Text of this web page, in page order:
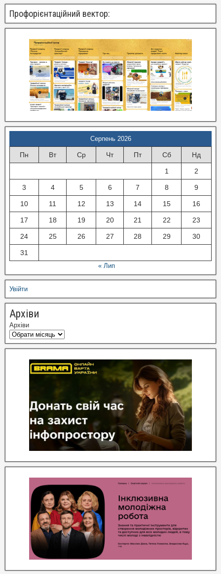
Профорієнтаційний вектор:
Серпень 2026
Пн Вт Ср Чт Пт Сб Нд
1 2
3 4 5 6 7 8 9
10 11 12 13 14 15 16
17 18 19 20 21 22 23
24 25 26 27 28 29 30
31
« Лип
Увійти
Архіви
Архіви